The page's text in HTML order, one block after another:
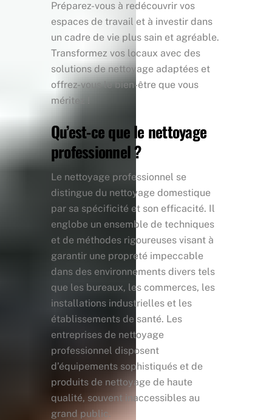
Préparez-vous à redécouvrir vos
espaces de travail et à investir dans
un cadre de vie plus sain et agréable.
Transformez vos locaux avec des
solutions de nettoyage adaptées et
offrez-vous le bien-être que vous
méritez !
Qu’est-ce que le nettoyage
professionnel ?
Le nettoyage professionnel se
distingue du nettoyage domestique
par sa spécificité et son efficacité. Il
englobe un ensemble de techniques
et de méthodes rigoureuses visant à
garantir une propreté impeccable
dans des environnements divers tels
que les bureaux, les commerces, les
installations industrielles et les
établissements de santé. Les
entreprises de nettoyage
professionnel disposent
d’équipements sophistiqués et de
produits de nettoyage de haute
qualité, souvent inaccessibles au
grand public.